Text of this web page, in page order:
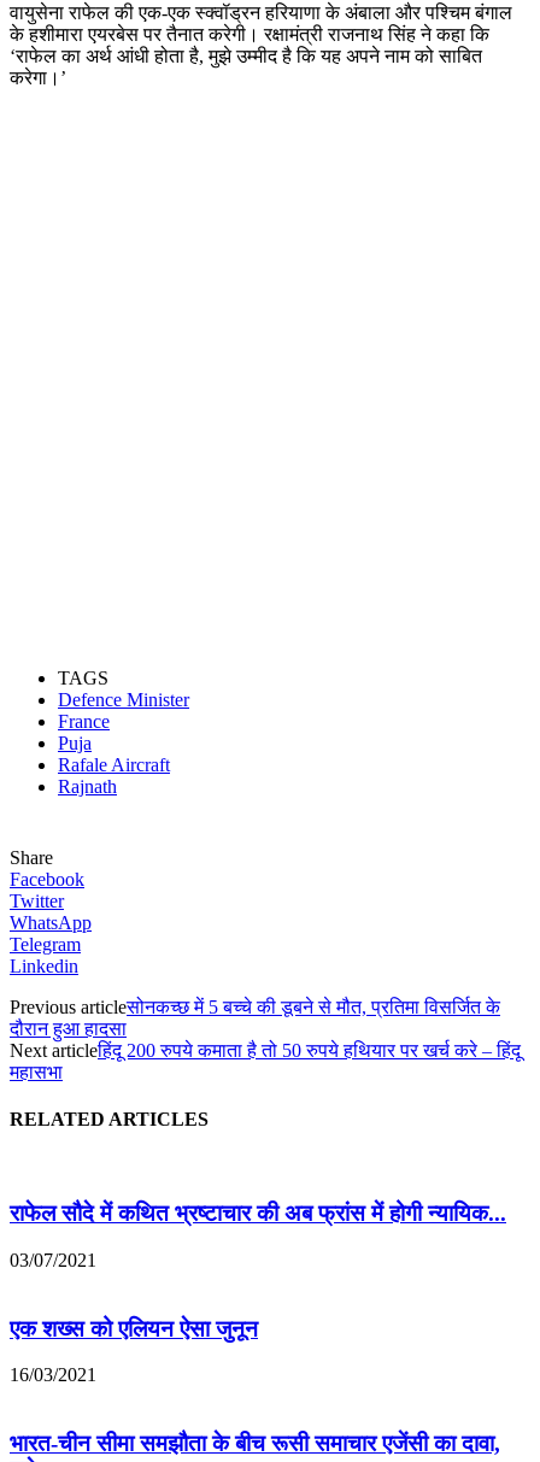
वायुसेना राफेल की एक-एक स्क्वॉड्रन हरियाणा के अंबाला और पश्चिम बंगाल
के हशीमारा एयरबेस पर तैनात करेगी। रक्षामंत्री राजनाथ सिंह ने कहा कि
‘राफेल का अर्थ आंधी होता है, मुझे उम्मीद है कि यह अपने नाम को साबित
करेगा।’
TAGS
Defence Minister
France
Puja
Rafale Aircraft
Rajnath
Share
Facebook
Twitter
WhatsApp
Telegram
Linkedin
Previous articleसोनकच्छ में 5 बच्चे की डूबने से मौत, प्रतिमा विसर्जित के
दौरान हुआ हादसा
Next articleहिंदू 200 रुपये कमाता है तो 50 रुपये हथियार पर खर्च करे – हिंदू
महासभा
RELATED ARTICLES
राफेल सौदे में कथित भ्रष्टाचार की अब फ्रांस में होगी न्यायिक...
03/07/2021
एक शख्स को एलियन ऐसा जुनून
16/03/2021
भारत-चीन सीमा समझौता के बीच रूसी समाचार एजेंसी का दावा,